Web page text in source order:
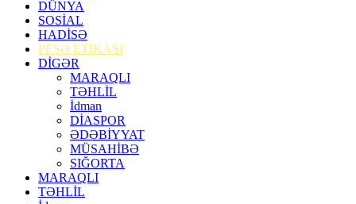
DÜNYA
SOSİAL
HADİSƏ
PEŞƏ ETİKASI
DİGƏR
MARAQLI
TƏHLİL
İdman
DİASPOR
ƏDƏBİYYAT
MÜSAHİBƏ
SIĞORTA
MARAQLI
TƏHLİL